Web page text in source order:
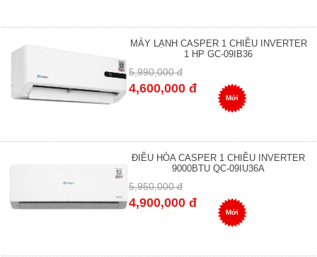
MÁY LẠNH CASPER 1 CHIỀU INVERTER
1 HP GC-09IB36
5,990,000 đ
4,600,000 đ
Mới
ĐIỀU HÒA CASPER 1 CHIỀU INVERTER
9000BTU QC-09IU36A
5,950,000 đ
4,900,000 đ
Mới